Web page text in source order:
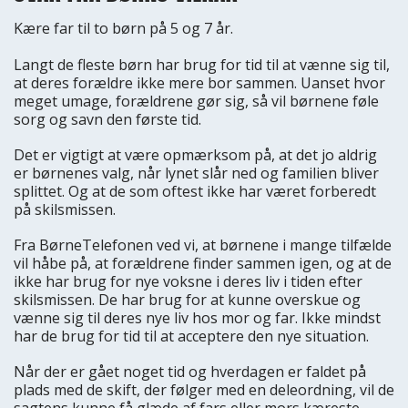
Kære far til to børn på 5 og 7 år.
Langt de fleste børn har brug for tid til at vænne sig til,
at deres forældre ikke mere bor sammen. Uanset hvor
meget umage, forældrene gør sig, så vil børnene føle
sorg og savn den første tid.
Det er vigtigt at være opmærksom på, at det jo aldrig
er børnenes valg, når lynet slår ned og familien bliver
splittet. Og at de som oftest ikke har været forberedt
på skilsmissen.
Fra BørneTelefonen ved vi, at børnene i mange tilfælde
vil håbe på, at forældrene finder sammen igen, og at de
ikke har brug for nye voksne i deres liv i tiden efter
skilsmissen. De har brug for at kunne overskue og
vænne sig til deres nye liv hos mor og far. Ikke mindst
har de brug for tid til at acceptere den nye situation.
Når der er gået noget tid og hverdagen er faldet på
plads med de skift, der følger med en deleordning, vil de